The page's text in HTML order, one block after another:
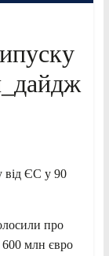
від ЄС у 90
про
млн євро